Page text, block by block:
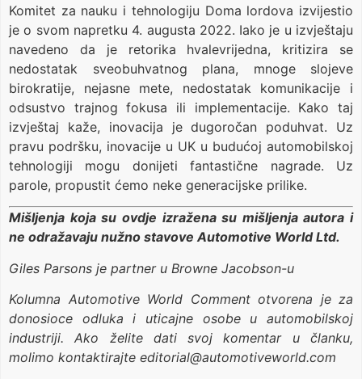
Komitet za nauku i tehnologiju Doma lordova izvijestio
je o svom napretku 4. augusta 2022. Iako je u izvještaju
navedeno da je retorika hvalevrijedna, kritizira se
nedostatak sveobuhvatnog plana, mnoge slojeve
birokratije, nejasne mete, nedostatak komunikacije i
odsustvo trajnog fokusa ili implementacije. Kako taj
izvještaj kaže, inovacija je dugoročan poduhvat. Uz
pravu podršku, inovacije u UK u budućoj automobilskoj
tehnologiji mogu donijeti fantastične nagrade. Uz
parole, propustit ćemo neke generacijske prilike.
Mišljenja koja su ovdje izražena su mišljenja autora i
ne odražavaju nužno stavove Automotive World Ltd.
Giles Parsons je partner u Browne Jacobson-u
Kolumna Automotive World Comment otvorena je za
donosioce odluka i uticajne osobe u automobilskoj
industriji. Ako želite dati svoj komentar u članku,
molimo kontaktirajte editorial@automotiveworld.com